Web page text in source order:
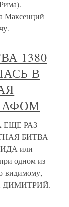
Максенций
1380
В
ЕЩЕ РАЗ
БИТВА
или
одном из
видимому,
ДИМИТРИЙ.